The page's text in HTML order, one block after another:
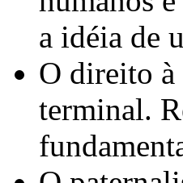
a idéia de
O direito à
terminal.